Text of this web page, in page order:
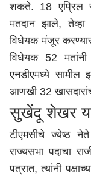
शकते. 18 एप्रिल
मतदान झाले,
विधेयक मंजूर
विधेयक 52
एनडीएमध्ये सामील
आणखी 32
सुखेंदू शेखर
टीएमसीचे ज्येष्ठ
राज्यसभा पदाचा
पत्रात, त्यांनी